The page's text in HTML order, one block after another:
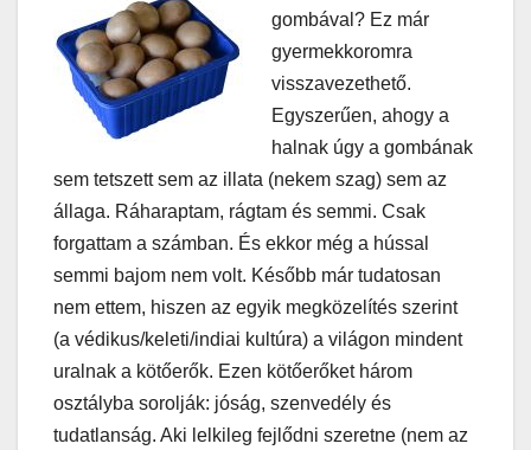
gombával? Ez már
gyermekkoromra
visszavezethető.
Egyszerűen, ahogy a
halnak úgy a gombának
sem tetszett sem az illata (nekem szag) sem az
állaga. Ráharaptam, rágtam és semmi. Csak
forgattam a számban. És ekkor még a hússal
semmi bajom nem volt. Később már tudatosan
nem ettem, hiszen az egyik megközelítés szerint
(a védikus/keleti/indiai kultúra) a világon mindent
uralnak a kötőerők. Ezen kötőerőket három
osztályba sorolják: jóság, szenvedély és
tudatlanság. Aki lelkileg fejlődni szeretne (nem az